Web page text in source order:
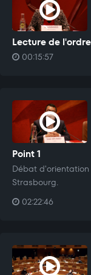
Lecture de
00:15:57
Point 1
Débat
Strasbourg.
02:22:46